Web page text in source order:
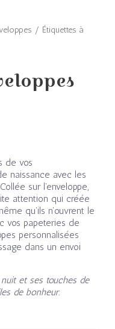
/ Étiquettes à
de vos
naissance avec les
sur l’enveloppe,
attention qui créée
qu’ils n’ouvrent le
vos papeteries de
personnalisées
dans un envoi
et ses touches de
de bonheur.